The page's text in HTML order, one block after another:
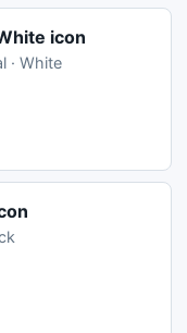
icon
· White